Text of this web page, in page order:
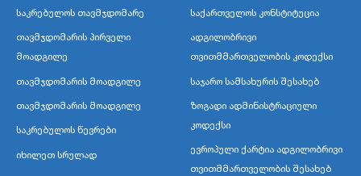
საკრებულოს თავმჯდომარე
თავმჯდომარის პირველი
მოადგილე
თავმჯდომარის მოადგილე
თავმჯდომარის მოადგილე
საკრებულოს წევრები
იხილეთ სრულად
საქართველოს კონსტიტუცია
ადგილობრივი
თვითმმართველობის კოდექსი
საჯარო სამსახურის შესახებ
ზოგადი ადმინისტრაციული
კოდექსი
ევროპული ქარტია ადგილობრივი
თვითმმართველობის შესახებ